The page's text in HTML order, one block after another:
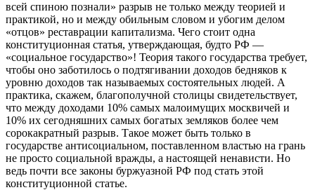
всей спиною познали» разрыв не только между теорией и
практикой, но и между обильным словом и убогим делом
«отцов» реставрации капитализма. Чего стоит одна
конституционная статья, утверждающая, будто РФ —
«социальное государство»! Теория такого государства требует,
чтобы оно заботилось о подтягивании доходов бедняков к
уровню доходов так называемых состоятельных людей. А
практика, скажем, благополучной столицы свидетельствует,
что между доходами 10% самых малоимущих москвичей и
10% их сегодняшних самых богатых земляков более чем
сорокакратный разрыв. Такое может быть только в
государстве антисоциальном, поставленном властью на грань
не просто социальной вражды, а настоящей ненависти. Но
ведь почти все законы буржуазной РФ под стать этой
конституционной статье.